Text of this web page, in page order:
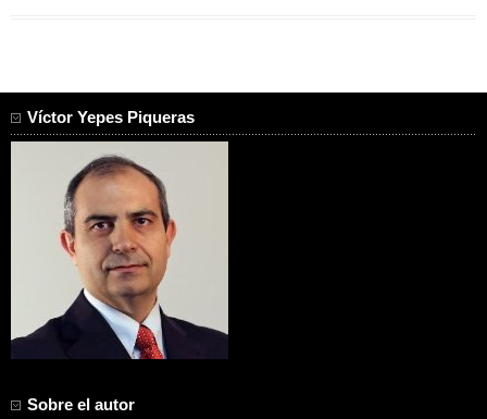
Víctor Yepes Piqueras
Sobre el autor